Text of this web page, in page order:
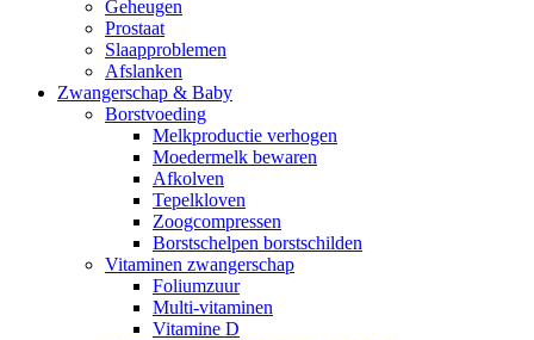
Geheugen
Prostaat
Slaapproblemen
Afslanken
Zwangerschap & Baby
Borstvoeding
Melkproductie verhogen
Moedermelk bewaren
Afkolven
Tepelkloven
Zoogcompressen
Borstschelpen borstschilden
Vitaminen zwangerschap
Foliumzuur
Multi-vitaminen
Vitamine D